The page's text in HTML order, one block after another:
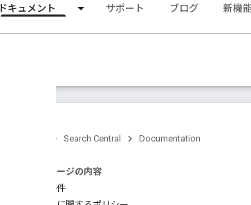
ドキュメント サポート ブログ 新機
Search Central Documentation
このページの内容
技術要件